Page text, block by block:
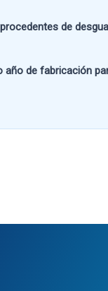
de
año de fabricación